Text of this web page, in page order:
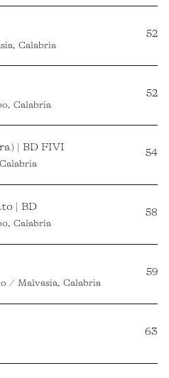
Calabria
52
Calabria
52
| BD FIVI
54
| BD
Calabria
58
/ Malvasia, Calabria
59
63